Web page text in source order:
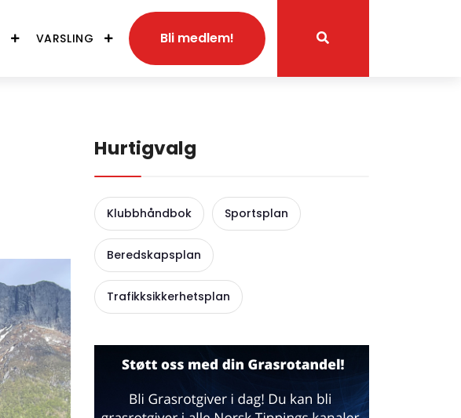
VARSLING Bli medlem!
Hurtigvalg
Klubbhåndbok Sportsplan
Beredskapsplan
Trafikksikkerhetsplan